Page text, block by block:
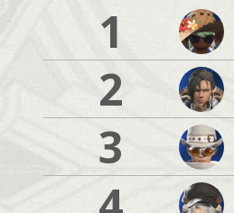
1
2
3